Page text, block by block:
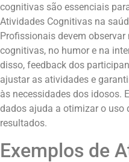
cognitivas são essenciais
Atividades Cognitivas na
Profissionais devem
cognitivas, no humor e na
disso, feedback dos
ajustar as atividades e
às necessidades dos idosos.
dados ajuda a otimizar o uso
resultados.
Exemplos de